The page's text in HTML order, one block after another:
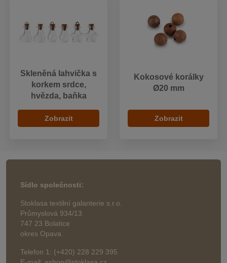
Skleněná lahvička s
korkem srdce,
hvězda, baňka
Zobrazit
Kokosové korálky
Ø20 mm
Zobrazit
Sídlo společnosti:
Stoklasa textilní galanterie s.r.o.
Průmyslová 934/13
747 23 Bolatice
okres Opava
Telefon 1: (+420) 228 229 395